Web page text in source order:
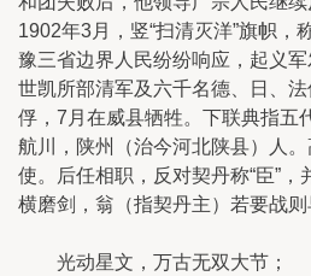
1902年3月，竖“扫清灭洋”旗帜，
豫三省边界人民纷纷响应，起义
世凯所部清军及六千名德、日、
俘，7月在威县牺牲。下联典指五
航川，陕州（治今河北陕县）人
使。后任相职，反对契丹称“臣”，
横磨剑，翁（指契丹主）若要战则
光动星文，万古无双大节；